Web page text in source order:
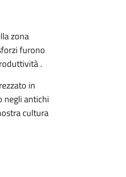
zona
furono
.
in
negli antichi
cultura